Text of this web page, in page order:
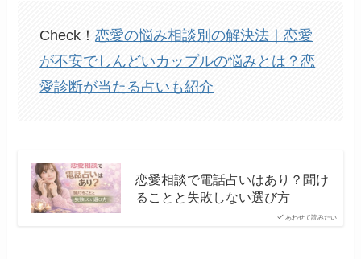
Check！恋愛の悩み相談別の解決法｜恋愛
が不安でしんどいカップルの悩みとは？恋
愛診断が当たる占いも紹介
あわせて読みたい
恋愛相談で電話占いはあり？聞け
ることと失敗しない選び方